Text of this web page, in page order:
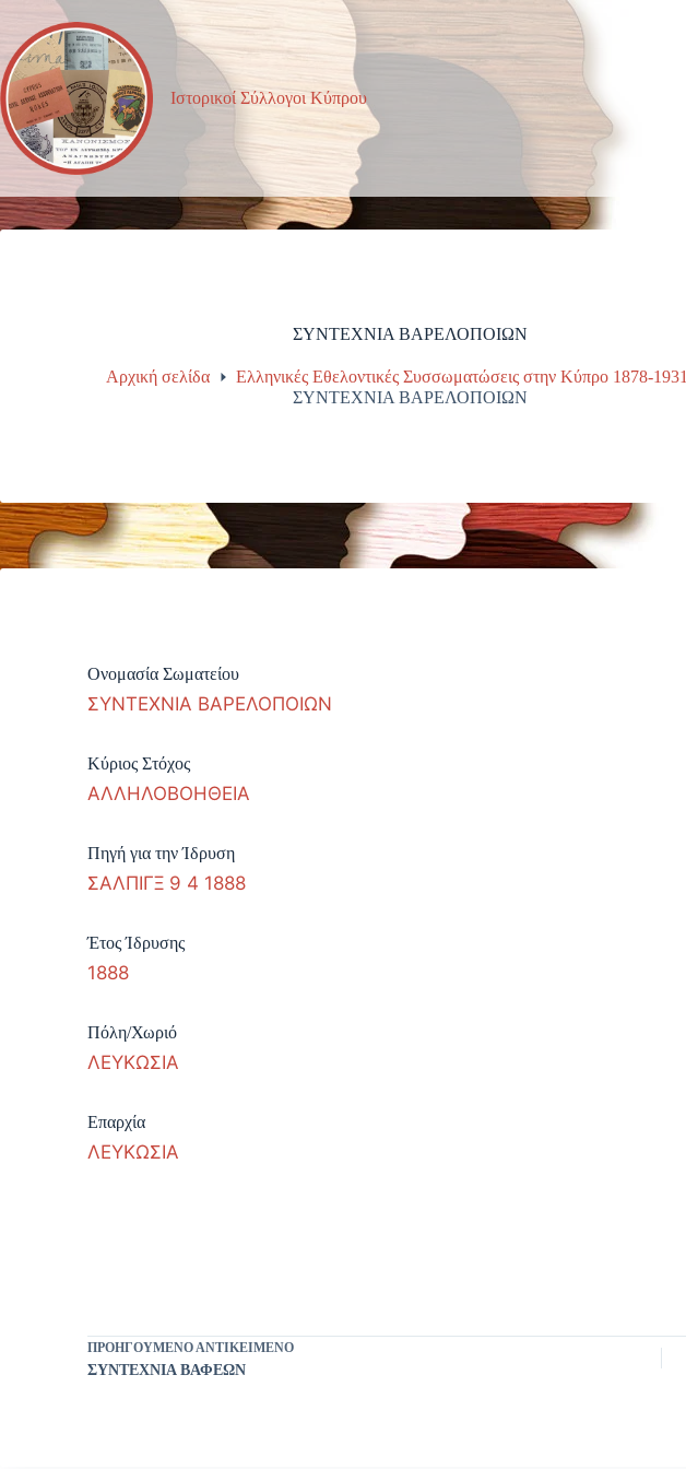
Μετάβαση
περιεχόμενο
Ιστορικοί Σύλλογοι Κύπρου
ΣΥΝΤΕΧΝΙΑ ΒΑΡΕΛΟΠΟΙΩΝ
Αρχική σελίδα
Ελληνικές Εθελοντικές Συσσωματώσεις στην Κύπρο 1878-1931
ΣΥΝΤΕΧΝΙΑ ΒΑΡΕΛΟΠΟΙΩΝ
Ονομασία Σωματείου
ΣΥΝΤΕΧΝΙΑ ΒΑΡΕΛΟΠΟΙΩΝ
Κύριος Στόχος
ΑΛΛΗΛΟΒΟΗΘΕΙΑ
Πηγή για την Ίδρυση
ΣΑΛΠΙΓΞ 9 4 1888
Έτος Ίδρυσης
1888
Πόλη/Χωριό
ΛΕΥΚΩΣΙΑ
Επαρχία
ΛΕΥΚΩΣΙΑ
ΠΡΟΗΓΟΎΜΕΝΟ ΑΝΤΙΚΕΊΜΕΝΟ
ΣΥΝΤΕΧΝΙΑ ΒΑΦΕΩΝ